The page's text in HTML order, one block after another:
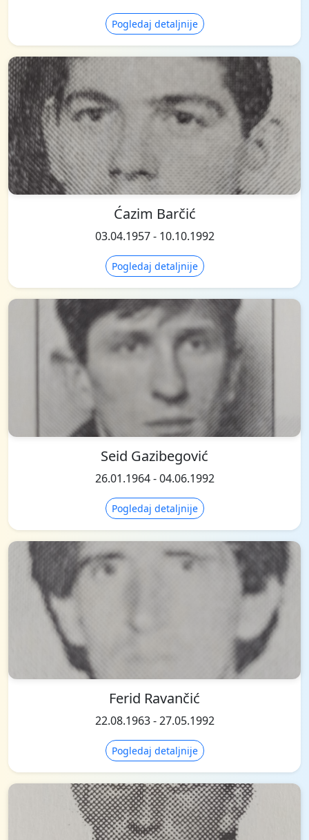
Pogledaj detaljnije
Ćazim Barčić
03.04.1957 - 10.10.1992
Pogledaj detaljnije
Seid Gazibegović
26.01.1964 - 04.06.1992
Pogledaj detaljnije
Ferid Ravančić
22.08.1963 - 27.05.1992
Pogledaj detaljnije